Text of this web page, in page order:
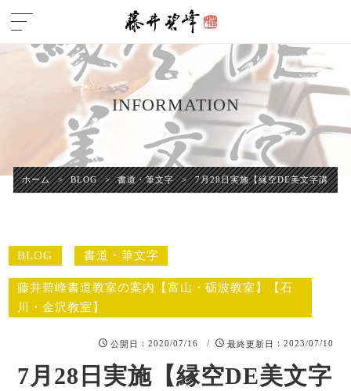
INFORMATION
ホーム > BLOG > 書道・筆文字 > 7月28日実施【縁空DE美文字講座】
BLOG 書道・筆文字
藤井碧峰書道教室の案内【富山・砺波教室】【石
川・金沢教室】
公開日 ：2020/07/16 / 最終更新日 ：2023/07/10
7月28日実施【縁空DE美文字